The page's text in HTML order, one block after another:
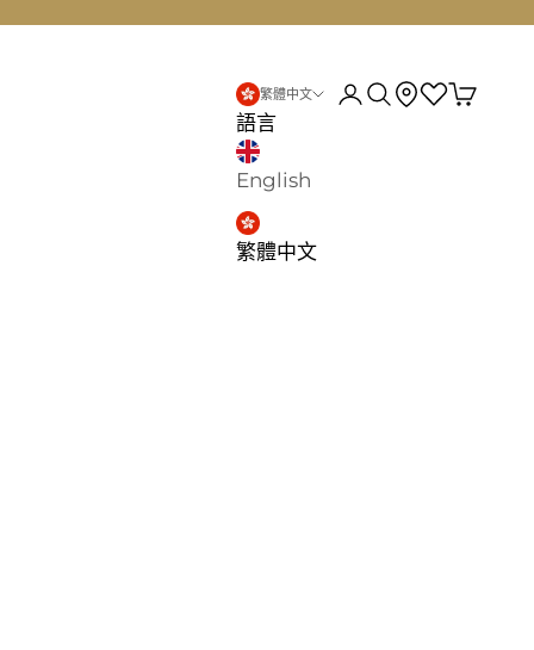
繁體中文
語言
English
繁體中文
登入搜尋